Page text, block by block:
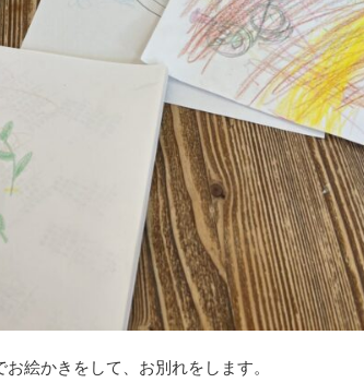
絵かきをして、お別れをします。